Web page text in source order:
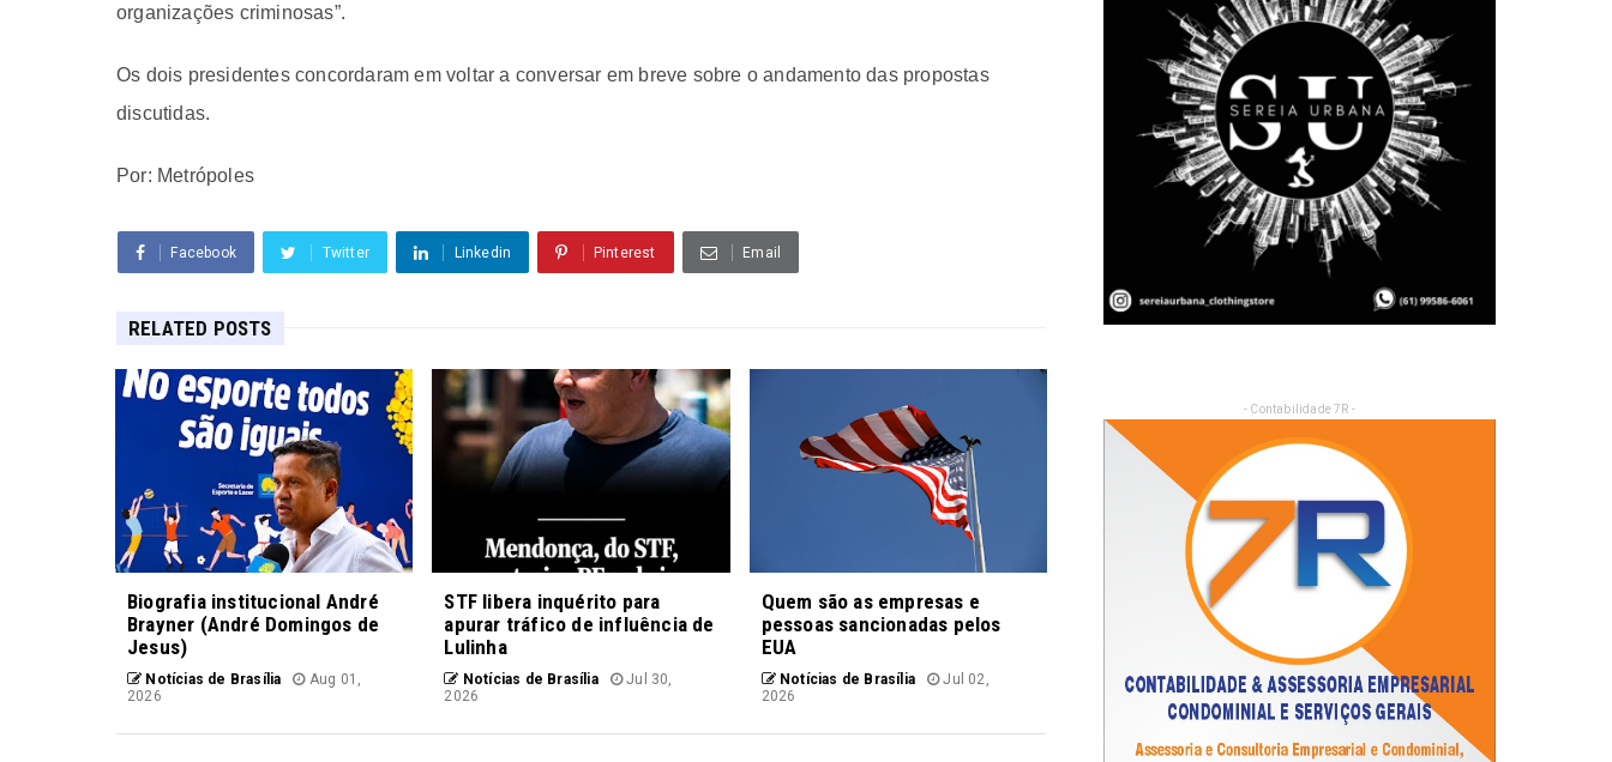
organizações criminosas”.
Os dois presidentes concordaram em voltar a conversar em breve sobre o andamento das propostas
discutidas.
Por: Metrópoles
Facebook Twitter Linkedin Pinterest Email
RELATED POSTS
Biografia institucional André
Brayner (André Domingos de
Jesus)
Notícias de Brasília
Aug 01,
2026
STF libera inquérito para
apurar tráfico de influência de
Lulinha
Notícias de Brasília
Jul 30,
2026
Quem são as empresas e
pessoas sancionadas pelos
EUA
Notícias de Brasília
Jul 02,
2026
- Contabilidade 7R -